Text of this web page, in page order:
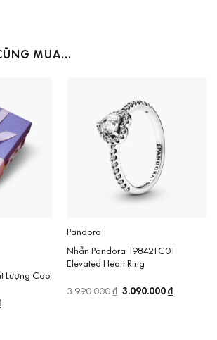
MUA…
Lượng Cao
Pandora
Nhẫn Pandora 198421C01
Elevated Heart Ring
3.990.000₫ Giá
gốc
3.090.000₫